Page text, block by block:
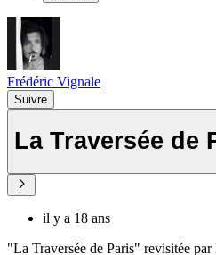
Frédéric Vignale
Suivre
La Traversée de
il y a 18 ans
"La Traversée de Paris" revisitée